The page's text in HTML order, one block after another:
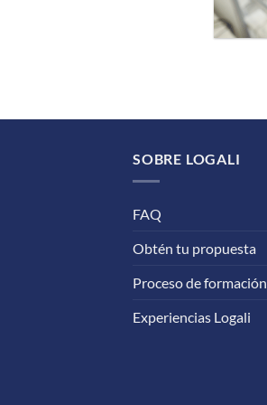
SOBRE LOGALI
FAQ
Obtén tu propuesta
Proceso de formación
Experiencias Logali